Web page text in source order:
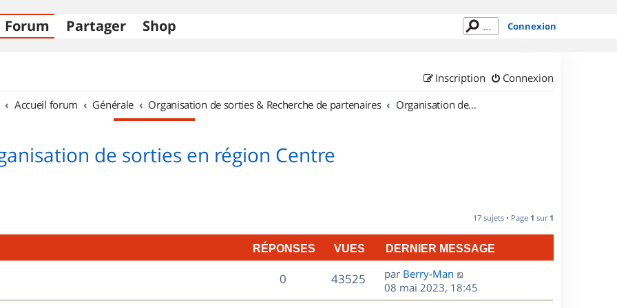
Forum Partager Shop Connexion
Connexion
Inscription
Accueil forum Générale Organisation de sorties & Recherche de partenaires Organisation de sorties en région Centre
de sorties en région Centre
17 sujets • Page 1 sur 1
RÉPONSES VUES DERNIER MESSAGE
0R
é
43525V
u
D
e
r
par Berry-Man
08 mai 2023, 18:45